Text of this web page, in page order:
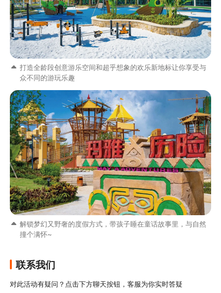
打造全龄段创意游乐空间和超乎想象的欢乐新地标让你享受与
众不同的游玩乐趣
解锁梦幻又野奢的度假方式，带孩子睡在童话故事里，与自然
撞个满怀~
联系我们
对此活动有疑问？点击下方聊天按钮，客服为你实时答疑